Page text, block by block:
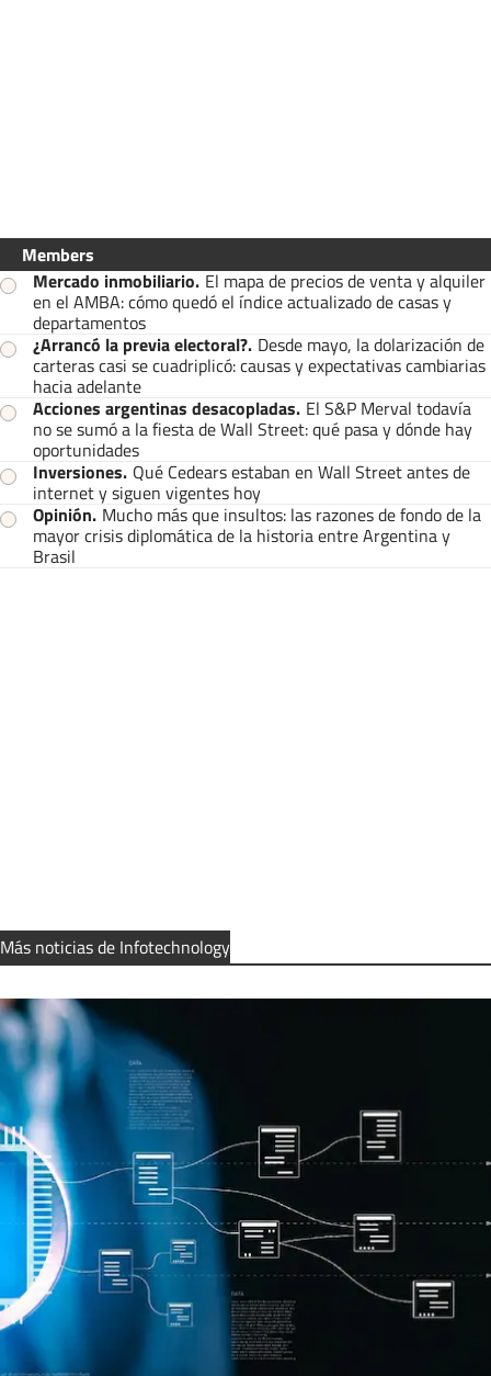
Members
Mercado inmobiliario. El mapa de precios de venta y alquiler
en el AMBA: cómo quedó el índice actualizado de casas y
departamentos
¿Arrancó la previa electoral?. Desde mayo, la dolarización de
carteras casi se cuadriplicó: causas y expectativas cambiarias
hacia adelante
Acciones argentinas desacopladas. El S&P Merval todavía
no se sumó a la fiesta de Wall Street: qué pasa y dónde hay
oportunidades
Inversiones. Qué Cedears estaban en Wall Street antes de
internet y siguen vigentes hoy
Opinión. Mucho más que insultos: las razones de fondo de la
mayor crisis diplomática de la historia entre Argentina y
Brasil
Más noticias de Infotechnology